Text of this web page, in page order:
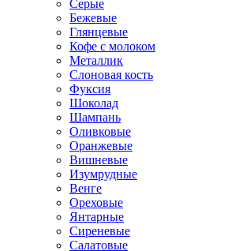
Серые
Бежевые
Глянцевые
Кофе с молоком
Металлик
Слоновая кость
Фуксия
Шоколад
Шампань
Оливковые
Оранжевые
Вишневые
Изумрудные
Венге
Ореховые
Янтарные
Сиреневые
Салатовые